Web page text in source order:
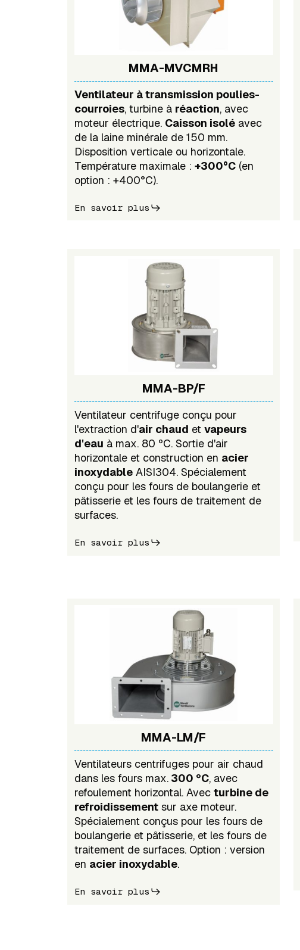
MMA-MVCMRH
Ventilateur à transmission poulies-
courroies, turbine à réaction, avec
moteur électrique. Caisson isoléavec
de la laine minérale de 150 mm.
Disposition verticale ou horizontale.
Température maximale : +300°C(en
option : +400°C).
En savoir plus
MMA-BP/F
Ventilateur centrifuge conçu pour
l'extraction d'air chaud et vapeurs
d'eau à max. 80 ºC. Sortie d'air
horizontale et construction en acier
inoxydableAISI304. Spécialement
conçu pour les fours de boulangerie et
pâtisserie et les fours de traitement de
surfaces.
En savoir plus
MMA-LM/F
Ventilateurs centrifuges pour air chaud
dans les fours max.300 ºC, avec
refoulement horizontal. Avec turbine de
refroidissementsur axe moteur.
Spécialement conçus pour les fours de
boulangerie et pâtisserie, et les fours de
traitement de surfaces. Option : version
en acier inoxydable.
En savoir plus